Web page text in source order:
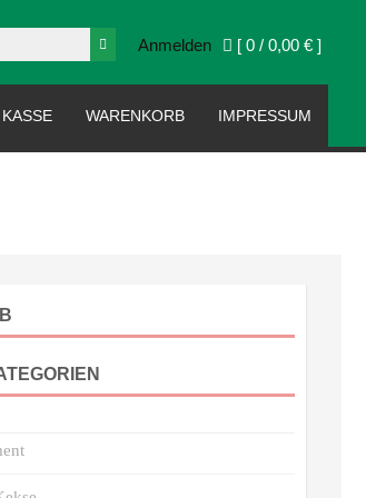
[ 0 /0,00 € ]
Anmelden
KASSE WARENKORB IMPRESSUM